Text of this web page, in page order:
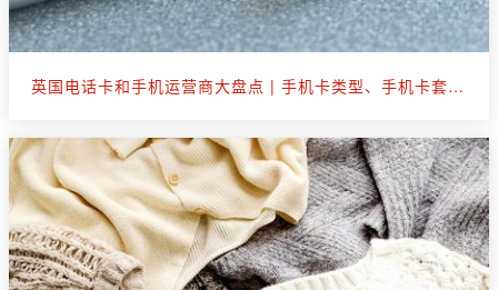
英国电话卡和手机运营商大盘点 | 手机卡类型、手机卡套餐选购